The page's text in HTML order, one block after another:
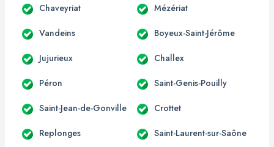
Chaveyriat Mézériat
Vandeins Boyeux-Saint-Jérôme
Jujurieux Challex
Péron Saint-Genis-Pouilly
Saint-Jean-de-Gonville Crottet
Replonges Saint-Laurent-sur-Saône